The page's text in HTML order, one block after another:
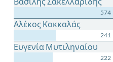
574
Αλέκος Κοκκαλάς
241
Ευγενία Μυτιληναίου
222